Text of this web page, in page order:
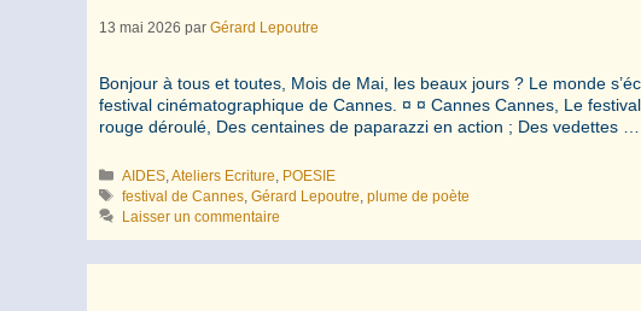
13 mai 2026 par Gérard Lepoutre
Bonjour à tous et toutes, Mois de Mai, les beaux jours ? Le monde
festival cinématographique de Cannes. ¤ ¤ Cannes Cannes, Le
rouge déroulé, Des centaines de paparazzi en action ; Des vedettes …
Catégories
AIDES ,Ateliers Ecriture POESIE
Étiquettes
festival de Cannes ,Gérard Lepoutre ,plume de poète
Laisser un commentaire